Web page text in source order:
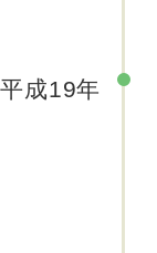
平成19年